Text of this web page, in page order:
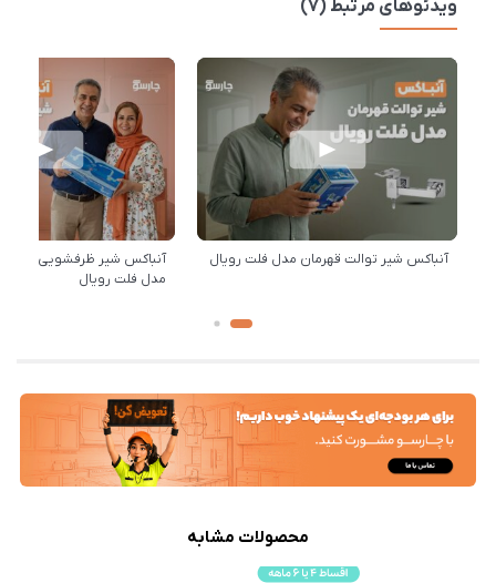
ویدئوهای مرتبط (7)
آنباکس شیر توالت قهرمان مدل فلت رویال
آنباکس شیر ظرفشویی علم
مدل فلت رویال
محصولات مشابه